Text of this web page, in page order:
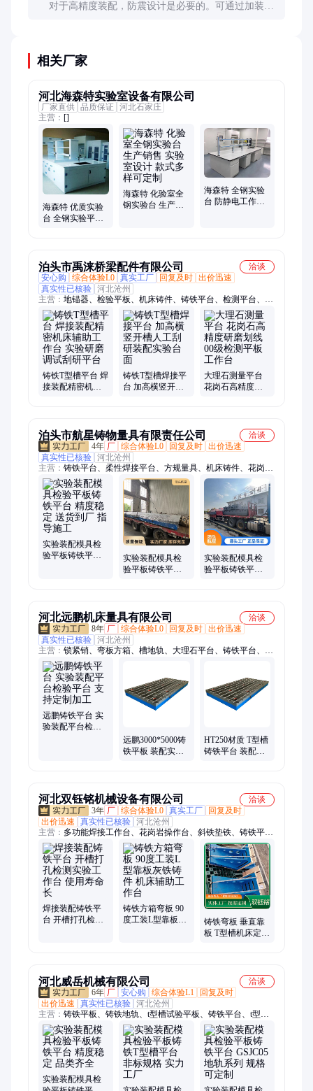
对于高精度装配，防震设计是必要的。可通过加装减
相关厂家
河北海森特实验室设备有限公司
厂家直供 品质保证 河北石家庄
主营： []
海森特 优质实验
台 全钢实验平台
海森特 化验室全
钢实验台 生产销
海森特 全钢实验
台 防静电工作台
泊头市禹涞桥梁配件有限公司
洽谈
安心购
综合体验L0 真实工厂 回复及时 出价迅速
真实性已核验 河北沧州
主营： 地锚器、检验平板、机床铸件、铸铁平台、检测平台、测
量平台、柔性焊接平台、工装夹具平台、三维焊接平台、花岗石
平板、焊接工作台、检验测量尺、机床调整垫铁、组合工装夹
具、花岗石直角规、t型槽铸铁平板、t型槽铸铁弯板、重型数控
机床垫、灰铁球墨铸铁件、平头可调千斤顶
铸铁T型槽平台 焊
接装配精密机床
铸铁T型槽焊接平
台 加高横竖开槽
大理石测量平台
花岗石高精度研
泊头市航星铸物量具有限责任公司
洽谈
4年 厂 综合体验L0 回复及时 出价迅速
真实性已核验 河北沧州
主营： 铸铁平台、柔性焊接平台、方规量具、机床铸件、花岗石
量具
实验装配模具检
验平板铸铁平台
实验装配模具检
验平板铸铁平台
实验装配模具检
验平板铸铁平台
河北远鹏机床量具有限公司
洽谈
8年 厂 综合体验L0 回复及时 出价迅速
真实性已核验 河北沧州
主营： 锁紧销、弯板方箱、槽地轨、大理石平台、铸铁平台、槽
平台、焊接平台、柔性平台、柔性焊接平台、检验平台、定位平
台、试验平台、三维平台、工作平台、槽平板、焊接夹具、铆焊
平板、划线平板、灰铁铸件、铸造角铁、平板量具、工装夹具、
焊接组合、铸件床身
远鹏铸铁平台 实
验装配平台检验
远鹏3000*5000铸
铁平板 装配实验
HT250材质 T型槽
铸铁平台 装配实
河北双钰铭机械设备有限公司
洽谈
3年 厂 综合体验L0 真实工厂
回复及时
出价迅速
真实性已核验 河北沧州
主营： 多功能焊接工作台、花岗岩操作台、斜铁垫铁、铸铁平
台、大理石平台、检验平台、划线平台、三位柔性平台、三维柔
性焊接平台、花岗岩检验平台、铸铁检验平台、焊接铸铁平台、
重型检验铸铁平台、大理石检验平台、T型槽装配平台、大理石
测量平台、铸铁划线平台、T型槽平台、重型装配平板、00级大
理石平台、花岗岩测量平板、铸铁焊接工作台、斜铁块、高精度
铸铁工作台
焊接装配铸铁平
台 开槽打孔检测
铸铁方箱弯板 90
度工装L型靠板灰
铸铁弯板 垂直靠
板 T型槽机床定位
河北威岳机械有限公司
洽谈
6年 厂 安心购 综合体验L1
回复及时
出价迅速
真实性已核验 河北沧州
主营： 铸铁平板、铸铁地轨、t型槽试验平板、铸铁平台、t型槽
平台、试验平台、电机试验平台、装配平台、焊接平台、划线平
台、机床平台、圆型铸铁平台、三维焊接平台、多孔平台、柔性
焊接平台、铁地板、t型槽地轨、地梁槽铁
实验装配模具检